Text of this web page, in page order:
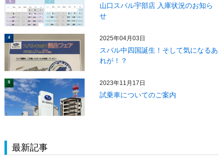
山口スバル宇部店 入庫状況のお知ら
せ
4 2025年04月03日
スバル中四国誕生！そして気になるあ
れが！？
5 2023年11月17日
試乗車についてのご案内
最新記事